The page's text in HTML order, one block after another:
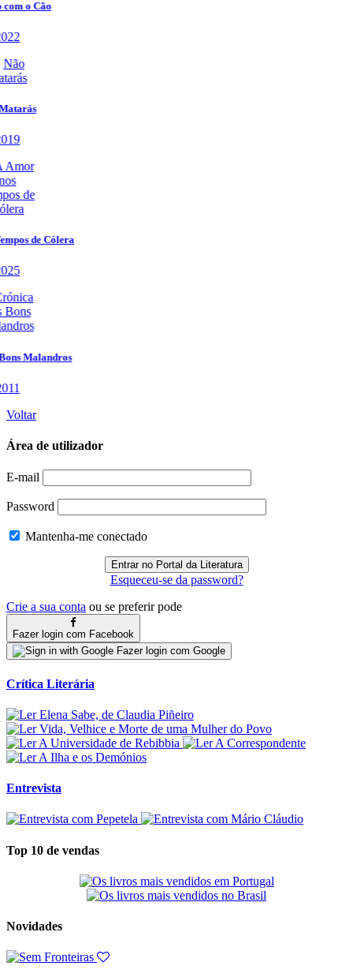
Voltar
Área de utilizador
E-mail
Password
Mantenha-me conectado
Esqueceu-se da password?
Crie a sua conta ou se preferir pode
Fazer login com Facebook
Fazer login com Google
Crítica Literária
Entrevista
Top 10 de vendas
Novidades